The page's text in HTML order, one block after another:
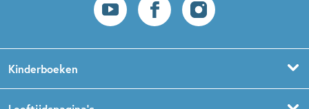
Kinderboeken